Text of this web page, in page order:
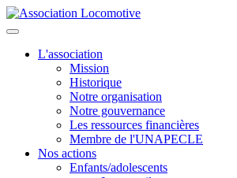
L'association
Mission
Historique
Notre organisation
Notre gouvernance
Les ressources financières
Membre de l'UNAPECLE
Nos actions
Enfants/adolescents